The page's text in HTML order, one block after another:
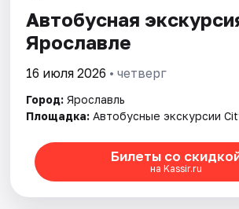
Автобусная
Ярославле
16 июля 2026 • четверг
Город: Ярославль
Площадка: Автобусные экскурсии
Билеты со
на Kassir.ru